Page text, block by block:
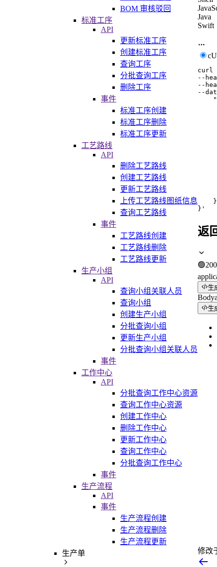
BOM 审核驳回
标准工序
API
更新标准工序
创建标准工序
查询工序
分批查询工序
删除工序
事件
标准工序创建
标准工序删除
标准工序更新
工艺路线
API
删除工艺路线
创建工艺路线
更新工艺路线
上传工艺路线图纸信息
查询工艺路线
事件
工艺路线创建
工艺路线删除
工艺路线更新
生产小组
API
查询小组关联人员
查询小组
创建生产小组
分批查询小组
更新生产小组
分批查询小组关联人员
事件
工作中心
API
分批查询工作中心资源
查询工作中心资源
创建工作中心
删除工作中心
更新工作中心
查询工作中心
分批查询工作中心
事件
生产流程
API
事件
生产流程创建
生产流程删除
生产流程更新
生产单
Java
Swift
curl
--
--
--
    }
}'
返
🟢200
生
Body
生
修改